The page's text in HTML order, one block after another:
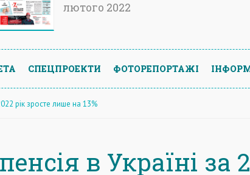
лютого 2022
СПЕЦПРОЕКТИ ФОТОРЕПОРТАЖІ
рік зросте лише на 13%
в Україні за